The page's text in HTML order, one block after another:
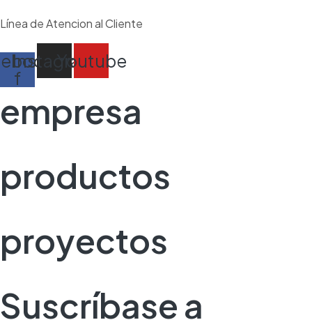
Línea de Atencion al Cliente
f
Instagram
Youtube
empresa
productos
proyectos
Suscríbase a